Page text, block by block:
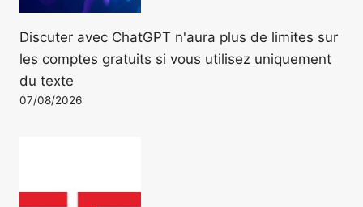
Discuter avec ChatGPT n'aura plus de limites sur
les comptes gratuits si vous utilisez uniquement
du texte
07/08/2026